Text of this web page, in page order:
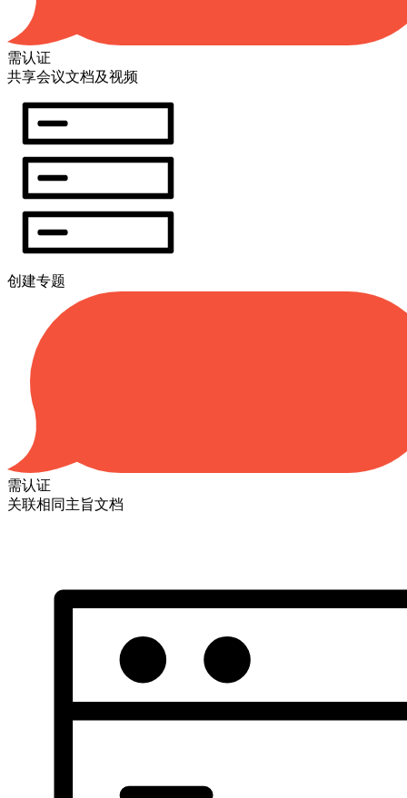
需认证
共享会议文档及视频
创建专题
需认证
关联相同主旨文档